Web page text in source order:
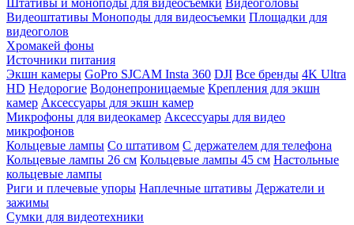
Штативы и моноподы для видеосъемки Видеоголовы
Видеоштативы Моноподы для видеосъемки Площадки для
видеоголов
Хромакей фоны
Источники питания
Экшн камеры GoPro SJCAM Insta 360 DJI Все бренды 4K Ultra
HD Недорогие Водонепроницаемые Крепления для экшн
камер Аксессуары для экшн камер
Микрофоны для видеокамер Аксессуары для видео
микрофонов
Кольцевые лампы Со штативом C держателем для телефона
Кольцевые лампы 26 см Кольцевые лампы 45 см Настольные
кольцевые лампы
Риги и плечевые упоры Наплечные штативы Держатели и
зажимы
Сумки для видеотехники